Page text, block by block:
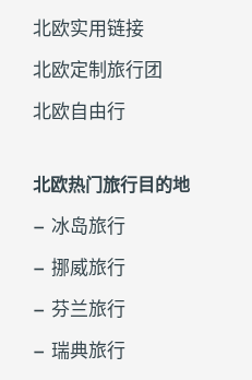
北欧实用链接
北欧定制旅行团
北欧自由行
北欧热门旅行目的地
– 冰岛旅行
– 挪威旅行
– 芬兰旅行
– 瑞典旅行